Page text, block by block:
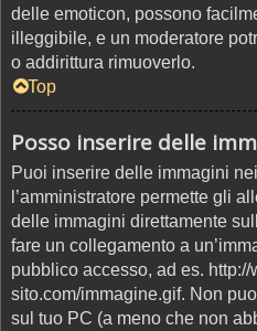
delle emoticon, possono
illeggibile, e un moderatore
o addirittura rimuoverlo.
Top
Posso inserire delle
Puoi inserire delle immagini
l’amministratore permette gli
delle immagini direttamente
fare un collegamento a
pubblico accesso, ad es.
sito.com/immagine.gif. Non
sul tuo PC (a meno che non